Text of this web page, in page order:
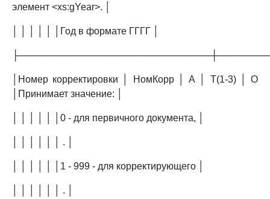
элемент <xs:gYear>. │
│ │ │ │ │ │Год в формате ГГГГ │
│Номер корректировки │ НомКорр │ А │ T(1-3) │ О
│Принимает значение: │
│ │ │ │ │ │0 - для первичного документа, │
│ │ │ │ │ │ . │
│ │ │ │ │ │1 - 999 - для корректирующего │
│ │ │ │ │ │ . │